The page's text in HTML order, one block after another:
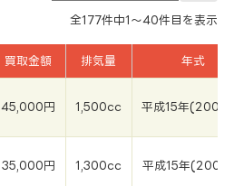
全177件中1～40件目を表示
買取金額 排気量 年式
45,000円 1,500cc 平成15年(2004
35,000円 1,300cc 平成15年(2003